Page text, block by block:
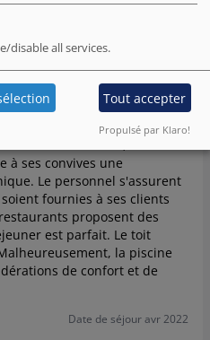
à ses convives une
Le personnel s'assurent
fournies à ses clients
proposent des
est parfait. Le toit
la piscine
de confort et de
Date de séjour avr 2022
disable all services.
Tout accepter
Propulsé par Klaro!